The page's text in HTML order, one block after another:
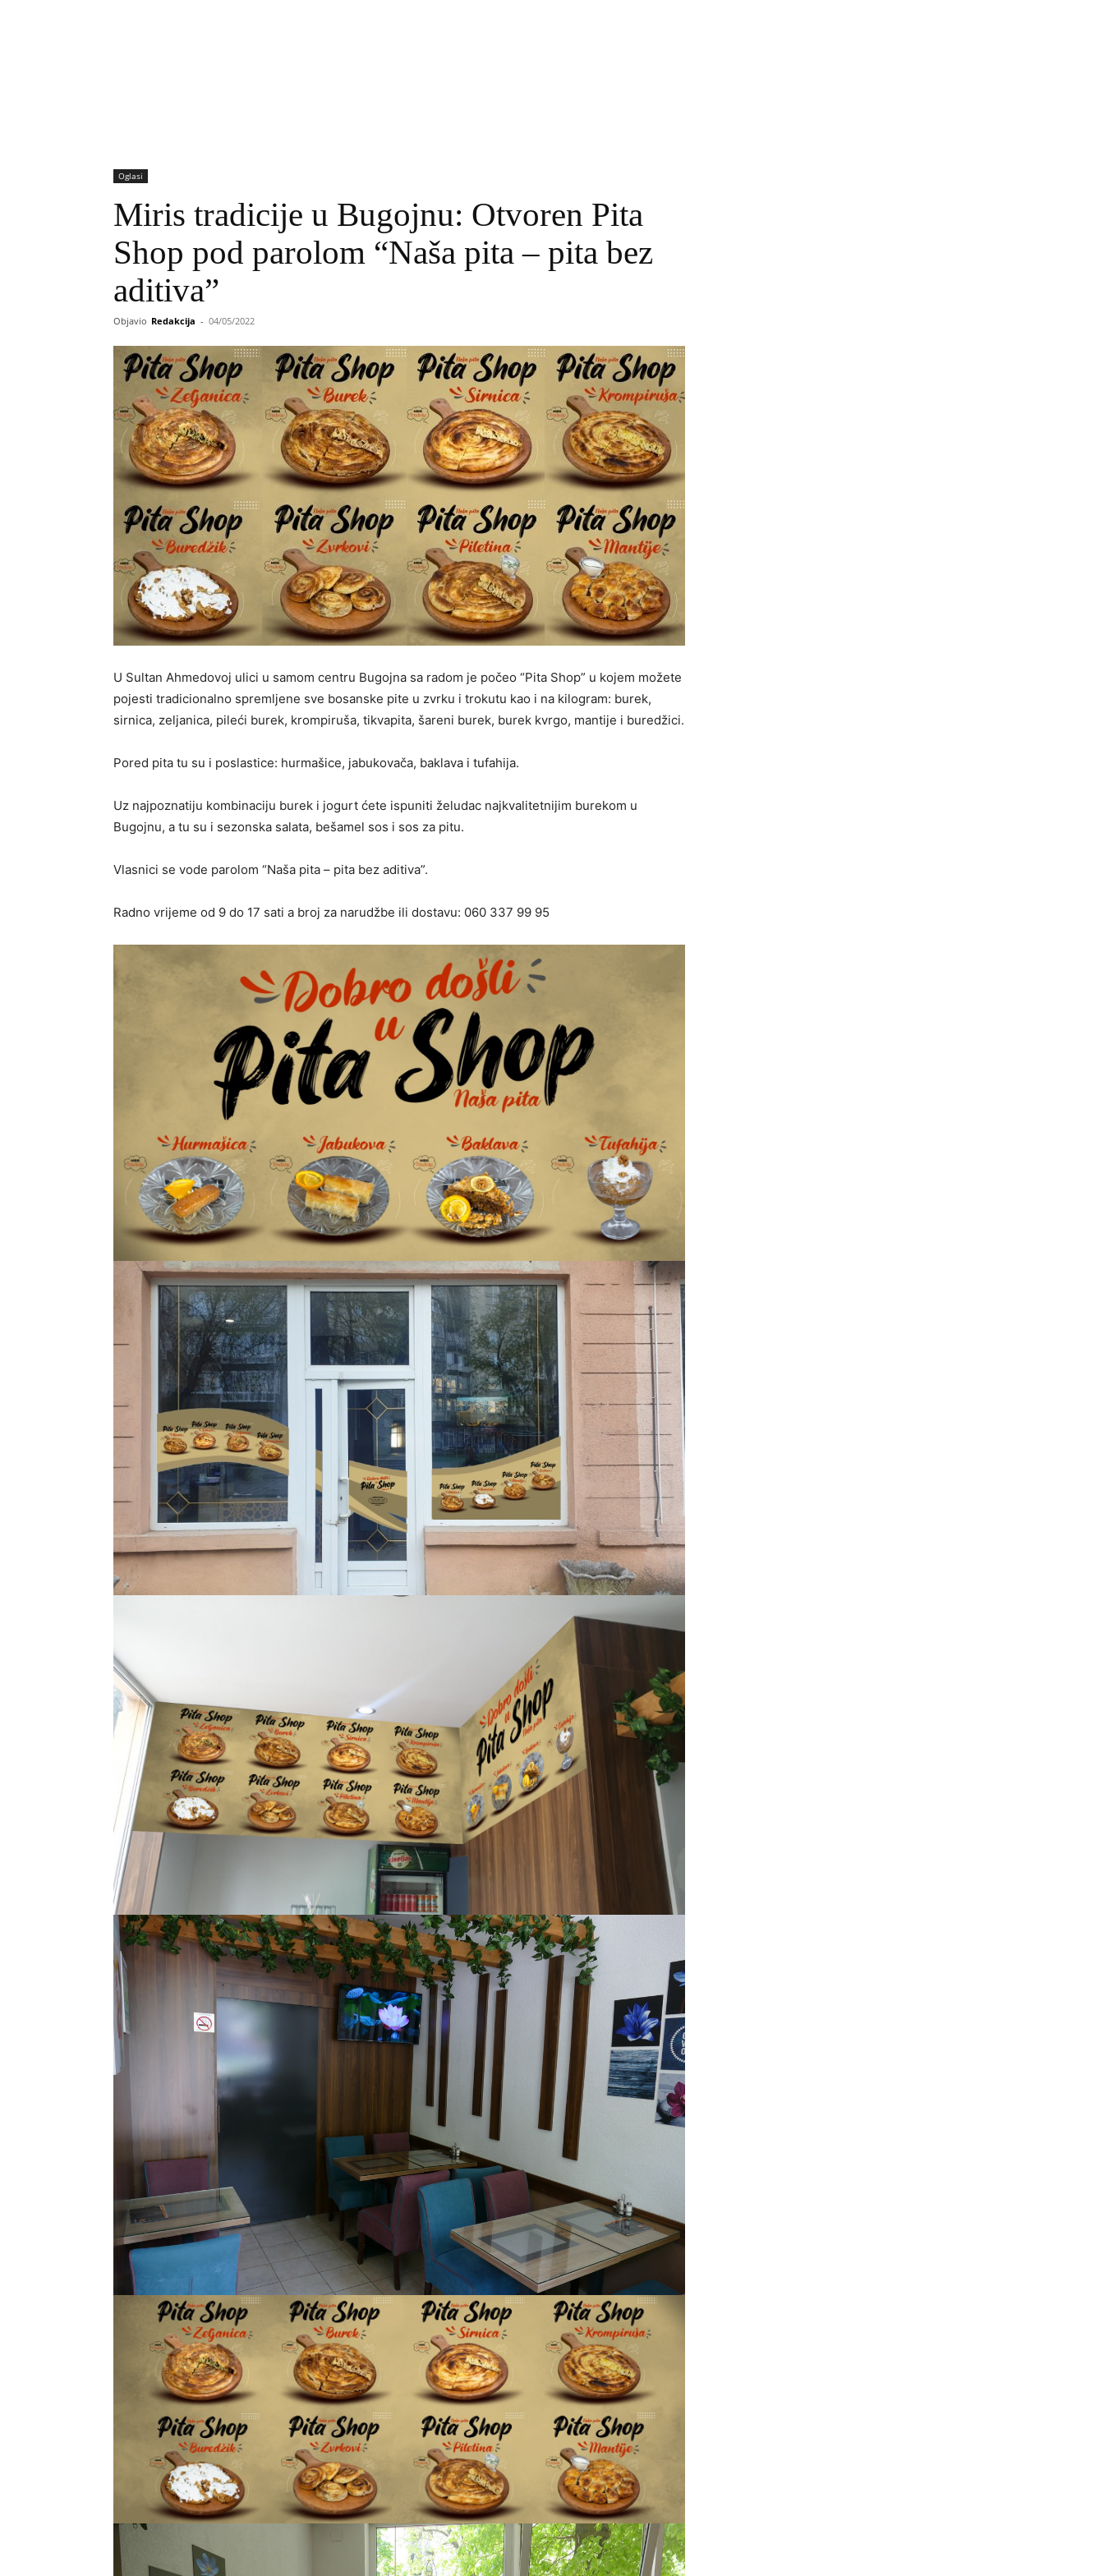
Oglasi
Miris tradicije u Bugojnu: Otvoren Pita
Shop pod parolom “Naša pita – pita bez
aditiva”
Objavio Redakcija - 04/05/2022
U Sultan Ahmedovoj ulici u samom centru Bugojna sa radom je počeo “Pita Shop” u kojem možete
pojesti tradicionalno spremljene sve bosanske pite u zvrku i trokutu kao i na kilogram: burek,
sirnica, zeljanica, pileći burek, krompiruša, tikvapita, šareni burek, burek kvrgo, mantije i buredžici.
Pored pita tu su i poslastice: hurmašice, jabukovača, baklava i tufahija.
Uz najpoznatiju kombinaciju burek i jogurt ćete ispuniti želudac najkvalitetnijim burekom u
Bugojnu, a tu su i sezonska salata, bešamel sos i sos za pitu.
Vlasnici se vode parolom “Naša pita – pita bez aditiva”.
Radno vrijeme od 9 do 17 sati a broj za narudžbe ili dostavu: 060 337 99 95